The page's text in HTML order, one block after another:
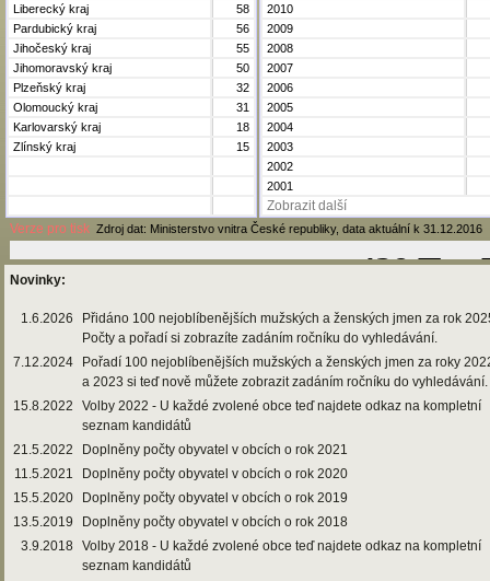
Liberecký kraj
58
Pardubický kraj
56
Jihočeský kraj
55
Jihomoravský kraj
50
Plzeňský kraj
32
Olomoucký kraj
31
Karlovarský kraj
18
Zlínský kraj
15
2010
2009
2008
2007
2006
2005
2004
2003
2002
2001
Zobrazit další
Verze pro tisk Zdroj dat: Ministerstvo vnitra České republiky, data aktuální k 31.12.2016
Novinky:
1.6.2026
Přidáno 100 nejoblíbenějších mužských a ženských jmen za rok
Počty a pořadí si zobrazíte zadáním ročníku do vyhledávání.
7.12.2024
Pořadí 100 nejoblíbenějších mužských a ženských jmen za roky
a 2023 si teď nově můžete zobrazit zadáním ročníku do vyhledávání.
15.8.2022
Volby 2022 - U každé zvolené obce teď najdete odkaz na kompletní
seznam kandidátů
21.5.2022
Doplněny počty obyvatel v obcích o rok 2021
11.5.2021
Doplněny počty obyvatel v obcích o rok 2020
15.5.2020
Doplněny počty obyvatel v obcích o rok 2019
13.5.2019
Doplněny počty obyvatel v obcích o rok 2018
3.9.2018 Volby 2018 - U každé zvolené obce teď najdete odkaz na kompletní
seznam kandidátů